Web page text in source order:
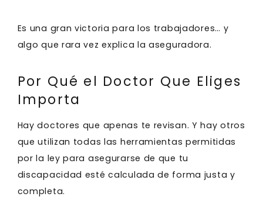
Es una gran victoria para los trabajadores… y
algo que rara vez explica la aseguradora.
Por Qué el Doctor Que Eliges
Importa
Hay doctores que apenas te revisan. Y hay otros
que utilizan todas las herramientas permitidas
por la ley para asegurarse de que tu
discapacidad esté calculada de forma justa y
completa.